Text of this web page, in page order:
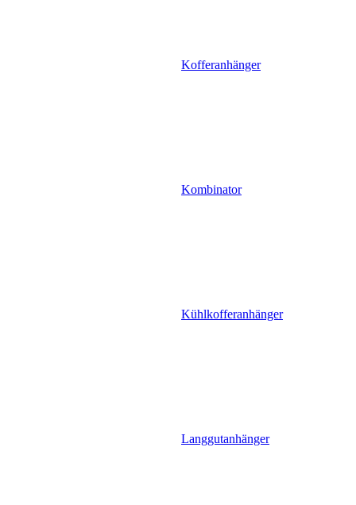
Kofferanhänger
Kombinator
Kühlkofferanhänger
Langgutanhänger